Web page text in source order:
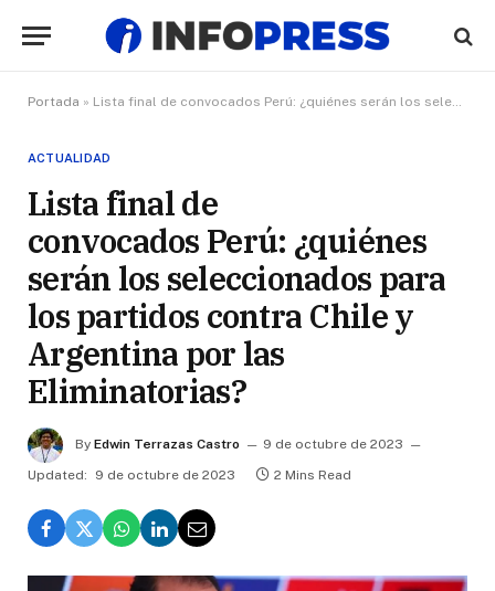
Portada » Lista final de convocados Perú: ¿quiénes serán los seleccionados para los partidos contra Chile y Argentina por las Eliminatorias?
ACTUALIDAD
Lista final de
convocados Perú: ¿quiénes
serán los seleccionados para
los partidos contra Chile y
Argentina por las
Eliminatorias?
By Edwin Terrazas Castro
9 de octubre de 2023
Updated:
9 de octubre de 2023 2 Mins Read